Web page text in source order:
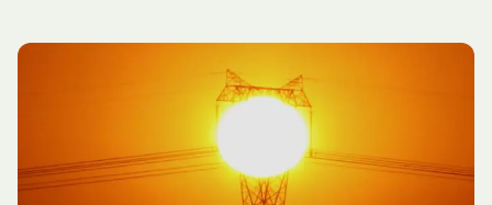
Idioma: